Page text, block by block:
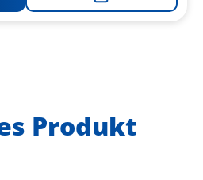
Zur
Produkt